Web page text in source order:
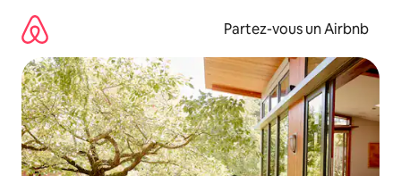
directement
contenu
Partez-vous un Airbnb